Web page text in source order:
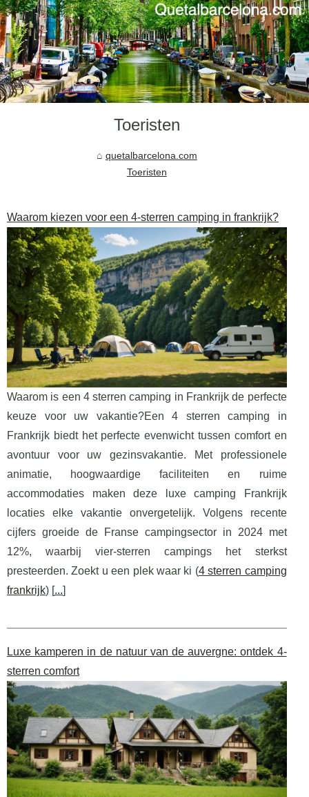
Toeristen
quetalbarcelona.com
Toeristen
Waarom kiezen voor een 4-sterren camping in frankrijk?
Waarom is een 4 sterren camping in Frankrijk de perfecte
keuze voor uw vakantie?Een 4 sterren camping in
Frankrijk biedt het perfecte evenwicht tussen comfort en
avontuur voor uw gezinsvakantie. Met professionele
animatie, hoogwaardige faciliteiten en ruime
accommodaties maken deze luxe camping Frankrijk
locaties elke vakantie onvergetelijk. Volgens recente
cijfers groeide de Franse campingsector in 2024 met
12%, waarbij vier-sterren campings het sterkst
presteerden. Zoekt u een plek waar ki (4 sterren camping
frankrijk) [...]
Luxe kamperen in de natuur van de auvergne: ontdek 4-
sterren comfort